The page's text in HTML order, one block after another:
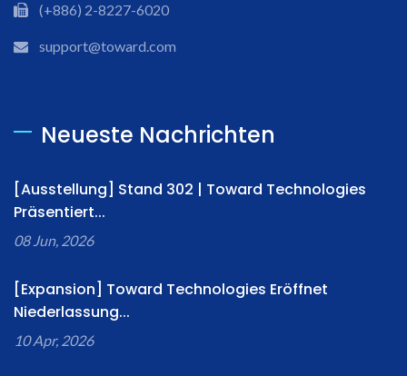
(+886) 2-8227-6020
support@toward.com
Neueste Nachrichten
[Ausstellung] Stand 302 | Toward Technologies
Präsentiert...
08 Jun, 2026
[Expansion] Toward Technologies Eröffnet
Niederlassung...
10 Apr, 2026